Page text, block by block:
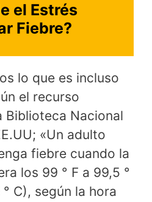
el Estrés
Fiebre?
lo que es incluso
el recurso
Biblioteca Nacional
«Un adulto
fiebre cuando la
los 99 ° F a 99,5 °
° C), según la hora